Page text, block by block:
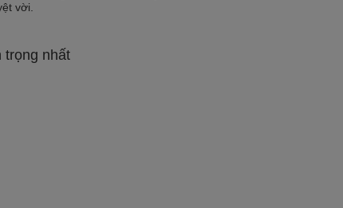
vời.
trọng nhất